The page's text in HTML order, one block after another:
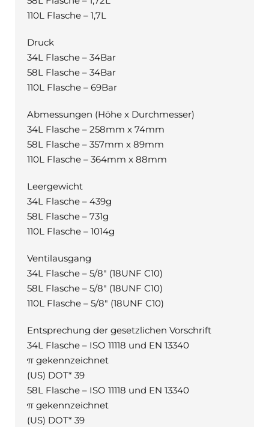
110L Flasche – 1,7L
Druck
34L Flasche – 34Bar
58L Flasche – 34Bar
110L Flasche – 69Bar
Abmessungen (Höhe x Durchmesser)
34L Flasche – 258mm x 74mm
58L Flasche – 357mm x 89mm
110L Flasche – 364mm x 88mm
Leergewicht
34L Flasche – 439g
58L Flasche – 731g
110L Flasche – 1014g
Ventilausgang
34L Flasche – 5/8″ (18UNF C10)
58L Flasche – 5/8″ (18UNF C10)
110L Flasche – 5/8″ (18UNF C10)
Entsprechung der gesetzlichen Vorschrift
34L Flasche – ISO 11118 und EN 13340
π gekennzeichnet
(US) DOT* 39
58L Flasche – ISO 11118 und EN 13340
π gekennzeichnet
(US) DOT* 39